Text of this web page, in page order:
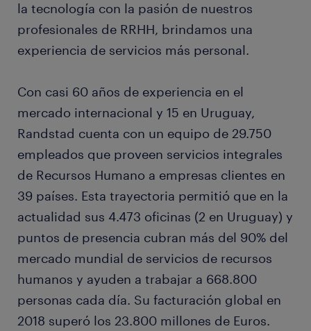
la tecnología con la pasión de nuestros
profesionales de RRHH, brindamos una
experiencia de servicios más personal.
Con casi 60 años de experiencia en el
mercado internacional y 15 en Uruguay,
Randstad cuenta con un equipo de 29.750
empleados que proveen servicios integrales
de Recursos Humano a empresas clientes en
39 países. Esta trayectoria permitió que en la
actualidad sus 4.473 oficinas (2 en Uruguay) y
puntos de presencia cubran más del 90% del
mercado mundial de servicios de recursos
humanos y ayuden a trabajar a 668.800
personas cada día. Su facturación global en
2018 superó los 23.800 millones de Euros.